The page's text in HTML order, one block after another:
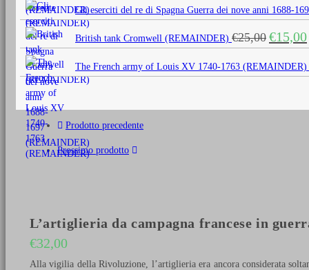
originale
era:
€25,00.
è:
Gli eserciti del re di Spagna Guerra dei nove anni 1688-
British tank Cromwell (REMAINDER) €25,00 Il
prezzo
originale
era:
€15,00
The French army of Louis XV 1740-1763 (REMAINDER)
Prodotto precedente
Prossimo prodotto
L’artiglieria da campagna francese in
€32,00
Alla vigilia della Rivoluzione, l’artiglieria era ancora considerata